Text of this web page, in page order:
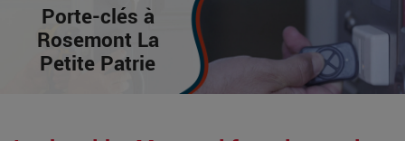
Porte-clés à
Rosemont La
Petite Patrie